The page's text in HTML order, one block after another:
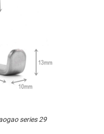
series 29